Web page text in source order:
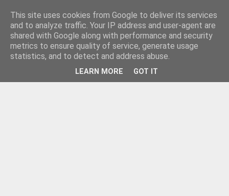
This site uses cookies from Google to deliver its services
and to analyze traffic. Your IP address and user-agent are
shared with Google along with performance and security
metrics to ensure quality of service, generate usage
statistics, and to detect and address abuse.
LEARN MORE GOT IT